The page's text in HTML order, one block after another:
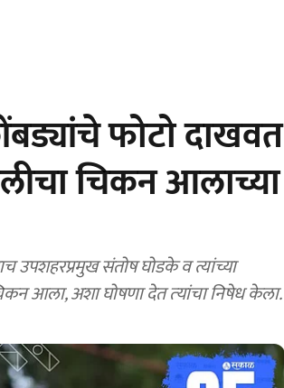
फोटो दाखवत
चिकन आलाच्या
उपशहरप्रमुख संतोष घोडके व त्यांच्या
आला, अशा घोषणा देत त्‍यांचा निषेध केला.